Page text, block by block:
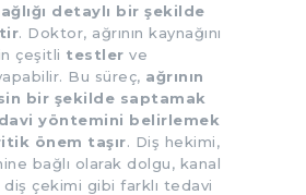
detaylı bir şekilde
. Doktor, ağrının kaynağını
çeşitli testler ve
Bu süreç, ağrının
bir şekilde saptamak
yöntemini belirlemek
önem taşır. Diş hekimi,
bağlı olarak dolgu, kanal
çekimi gibi farklı tedavi